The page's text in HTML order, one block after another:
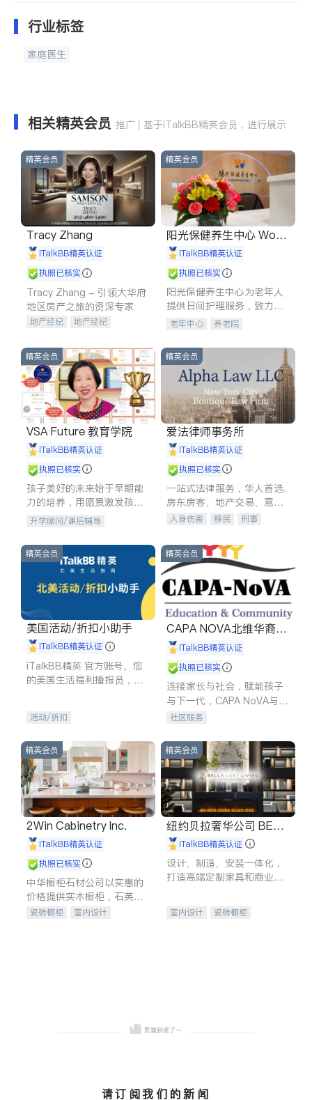
行业标签
家庭医生
相关精英会员 推广 | 基于iTalkBB精英会员，进行展示
精英会员
Tracy Zhang
iTalkBB精英认证
执照已核实
Tracy Zhang - 引领大华府
地区房产之旅的资深专家
地产经纪
地产经纪
商铺租售
开发商建商
精英会员
阳光保健养生中心 World
shine
iTalkBB精英认证
执照已核实
阳光保健养生中心为老年人
提供日间护理服务，致力于
通过持续的护理创新来有效
老年中心 养老院
精英会员
VSA Future 教育学院
iTalkBB精英认证
执照已核实
孩子美好的未来始于早期能
力的培养，用愿景激发孩子
的学习潜力和动力。理念：
拥有成长型心态是成功的基
石。
升学顾问/课后辅导
精英会员
爱法律师事务所
iTalkBB精英认证
执照已核实
一站式法律服务，华人首选.
房东房客、地产交易、意外
伤害、车祸重伤、商业诉
建筑合同、刑事案件全包办
人身伤害 移民
刑事
信托/遗嘱
商业
索赔
律师-其它 保释
精英会员
美国活动/折扣小助手
iTalkBB精英认证
iTalkBB精英 官方账号。您
的美国生活福利播报员，精
专属福利。
活动/折扣
精英会员
CAPA NOVA北维华裔家
长会iTalkBB精英认证
执照已核实
连接家长与社会，赋能孩子
与下一代，CAPA NoVA与您
携手建设包容、公平、充满
社区服务
精英会员
2Win Cabinetry Inc.
iTalkBB精英认证
执照已核实
中华橱柜石材公司以实惠的
价格提供实木橱柜，石英石
台面，多种优质不锈钢水
瓷砖橱柜
室内设计
精英会员
纽约贝拉奢华公司 BELL
A LUXE
iTalkBB精英认证
设计、制造、安装一体化，
打造高端定制家具和商业空
室内设计
瓷砖橱柜
请订阅我们的新闻